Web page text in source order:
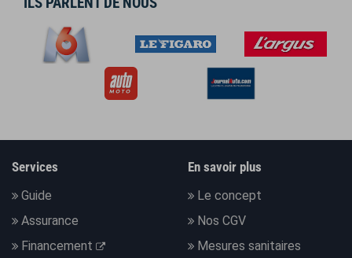
Services
Guide
Assurance
Financement
En savoir plus
Le concept
Nos CGV
Mesures sanitaires